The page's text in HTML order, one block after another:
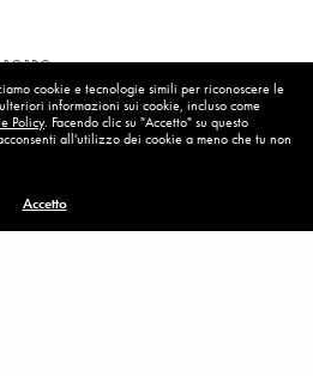
sempre
ci vuole coraggio
cookie e tecnologie simili per riconoscere le
informazioni sui cookie, incluso come
Policy. Facendo clic su "Accetto" su questo
all'utilizzo dei cookie a meno che tu non
Accetto